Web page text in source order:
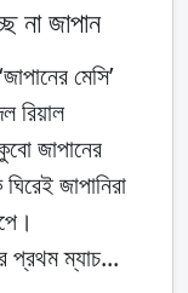
না জাপান
মেসি’
রিয়াল
জাপানের
জাপানিরা
প্রথম ম্যাচ...